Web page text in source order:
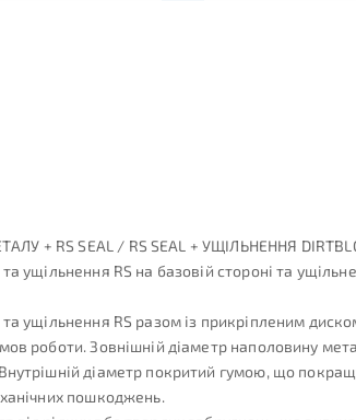
+ RS SEAL / RS SEAL + УЩІЛЬНЕННЯ
ущільнення RS на базовій стороні та
ущільнення RS разом із прикріпленим
роботи. Зовнішній діаметр наполовину
діаметр покритий гумою, що
пошкоджень.